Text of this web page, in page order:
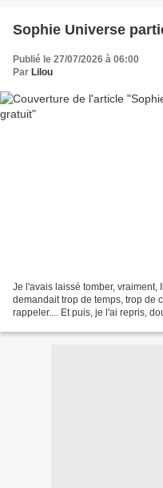
Sophie Universe
Publié le 27/07/2026 à 06:00
Par Lilou
Je l'avais laissé tomber,
demandait trop de temps, trop de
rappeler.... Et puis, je l'ai repris,